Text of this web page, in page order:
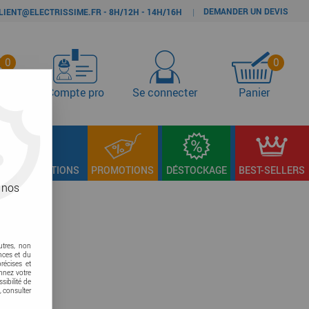
- 8H/12H - 14H/16H | DEMANDER UN DEVIS
0
Compte pro Se connecter
0
Panier
& FIXATIONS PROMOTIONS DÉSTOCKAGE BEST-SELLERS
non
et du
et
votre
de
consulter